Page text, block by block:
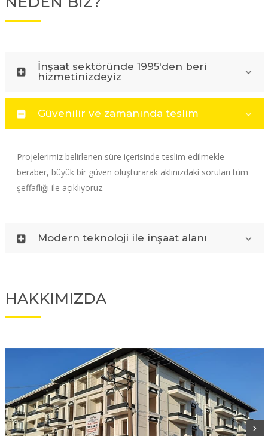
İnşaat sektöründe 1995'den beri
hizmetinizdeyiz
Güvenilir ve zamanında teslim
Projelerimiz belirlenen süre içerisinde teslim edilmekle
beraber, büyük bir güven oluşturarak aklınızdaki soruları tüm
şeffaflığı ile açıklıyoruz.
Modern teknoloji ile inşaat alanı
HAKKIMIZDA